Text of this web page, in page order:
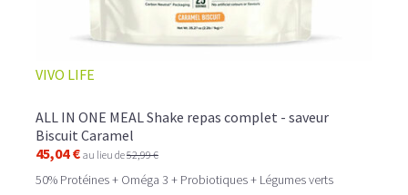
VIVO LIFE
ALL IN ONE MEAL Shake repas complet - saveur
Biscuit Caramel
45,04 € au lieu de52,99 €
50% Protéines + Oméga 3 + Probiotiques + Légumes verts